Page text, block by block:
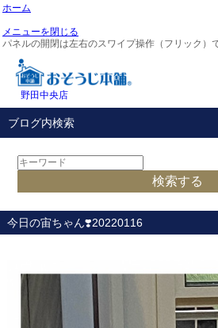
ホーム
メニューを閉じる
パネルの開閉は左右のスワイプ操作（フリック）
野田中央店
ブログ内検索
今日の宙ちゃん❣️20220116